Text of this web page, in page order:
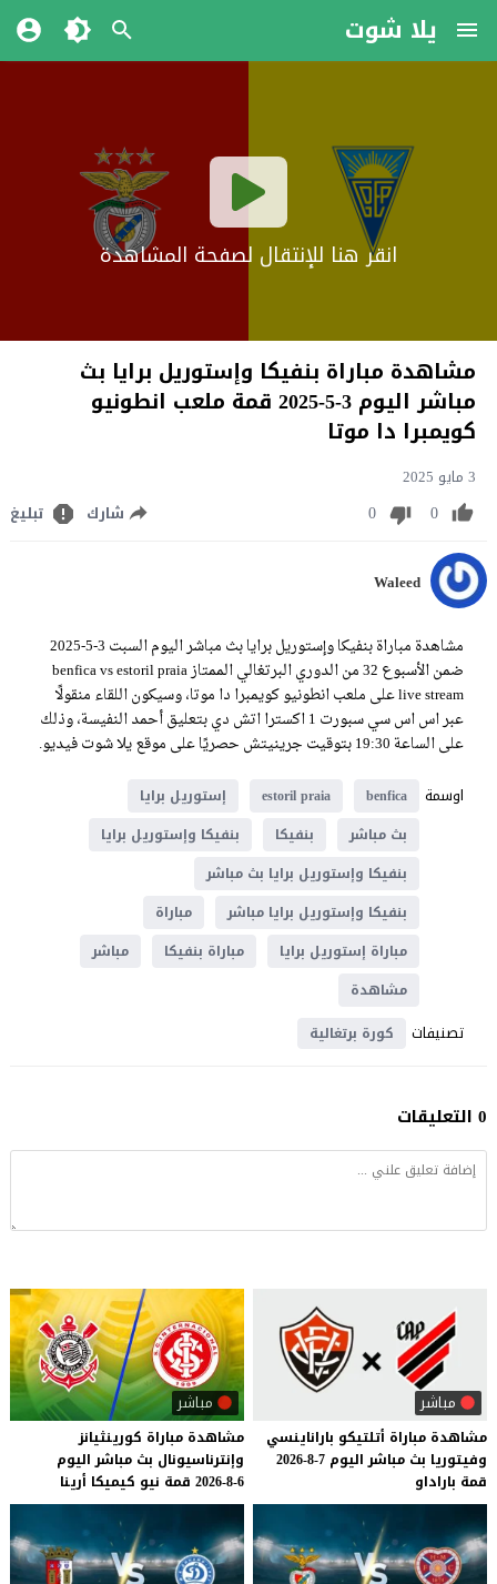
يلا شوت
انقر هنا للإنتقال لصفحة المشاهدة
مشاهدة مباراة بنفيكا وإستوريل برايا بث
مباشر اليوم 3-5-2025 قمة ملعب انطونيو
كويمبرا دا موتا
3 مايو 2025
0
0 شارك تبليغ
Waleed
مشاهدة مباراة بنفيكا وإستوريل برايا بث مباشر اليوم السبت 3-5-2025
ضمن الأسبوع 32 من الدوري البرتغالي الممتاز benfica vs estoril praia
live stream على ملعب انطونيو كويمبرا دا موتا، وسيكون اللقاء منقولًا
عبر اس اس سي سبورت 1 اكسترا اتش دي بتعليق أحمد النفيسة، وذلك
على الساعة 19:30 بتوقيت جرينيتش حصريًا على موقع يلا شوت فيديو.
اوسمة
benfica
estoril praia
إستوريل برايا
بث مباشر
بنفيكا
بنفيكا وإستوريل برايا
بنفيكا وإستوريل برايا بث مباشر
بنفيكا وإستوريل برايا مباشر
مباراة
مباراة إستوريل برايا
مباراة بنفيكا
مباشر
مشاهدة
تصنيفات كورة برتغالية
0 التعليقات
مباشر
مشاهدة مباراة أتلتيكو باراناينسي
وفيتوريا بث مباشر اليوم 7-8-2026
قمة باراداو
مباشر
مشاهدة مباراة كورينثيانز
وإنترناسيونال بث مباشر اليوم
6-8-2026
قمة نيو كيميكا أرينا